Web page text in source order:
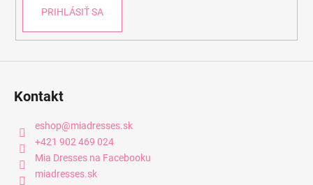
PRIHLÁSIŤ SA
Kontakt
eshop@miadresses.sk
+421 902 469 024
Mia Dresses na Facebooku
miadresses.sk